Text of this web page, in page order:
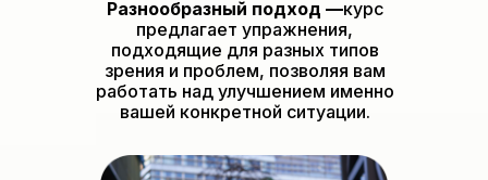
Разнообразный подход —курс
предлагает упражнения,
подходящие для разных типов
зрения и проблем, позволяя вам
работать над улучшением именно
вашей конкретной ситуации.